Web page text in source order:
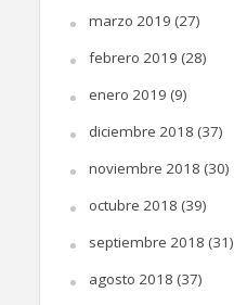
marzo 2019 (27)
febrero 2019 (28)
enero 2019 (9)
diciembre 2018 (37)
noviembre 2018 (30)
octubre 2018 (39)
septiembre 2018 (31)
agosto 2018 (37)